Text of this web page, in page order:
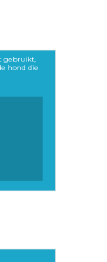
gebruikt,
hond die